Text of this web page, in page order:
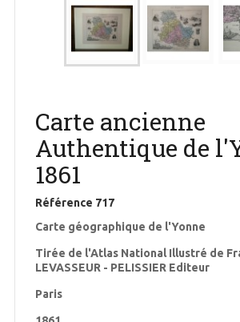
Carte ancienne
Authentique de
1861
Référence 717
Carte géographique de l'Yonne
Tirée de l'Atlas National Illustré de
LEVASSEUR - PELISSIER Editeur
Paris